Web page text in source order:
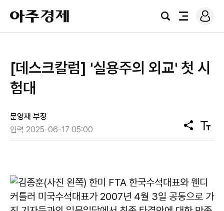
아
주
경
검
전
로
그
[데스크칼럼] '실용주의 외교' 첫 시
험대
문영재 부장
입력 2025-06-17 05:00
공
유
텍
스